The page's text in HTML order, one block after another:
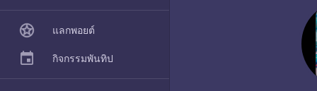
แลกพอยต์
กิจกรรมพันทิป